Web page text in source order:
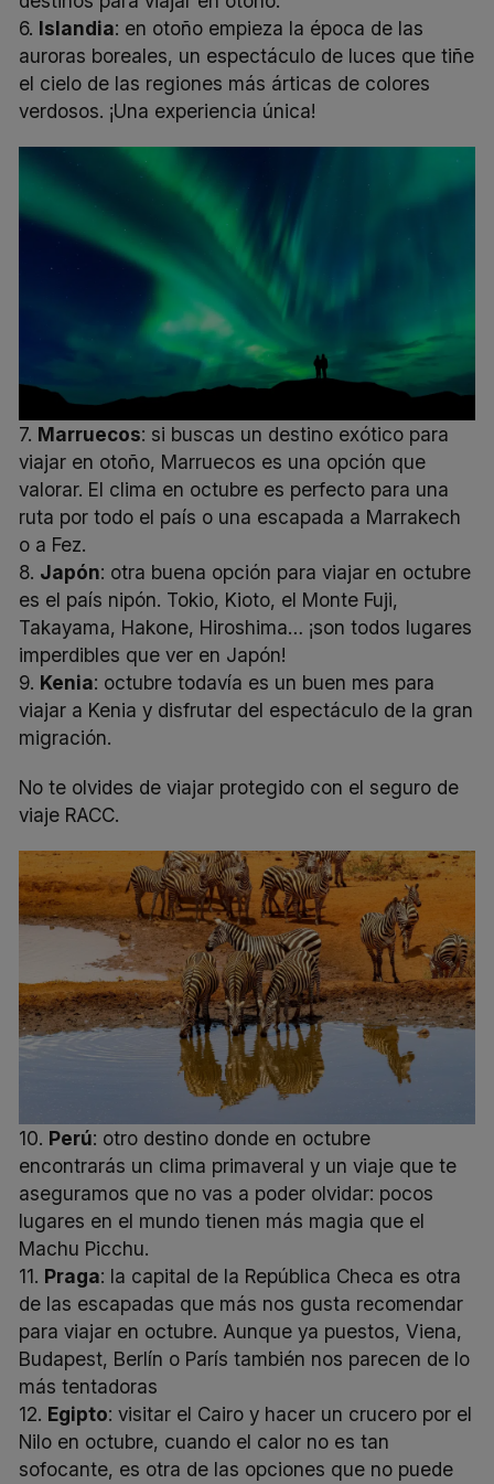
6. Islandia: en otoño empieza la época de las
auroras boreales, un espectáculo de luces que tiñe
el cielo de las regiones más árticas de colores
verdosos. ¡Una experiencia única!
7. Marruecos: si buscas un destino exótico para
viajar en otoño, Marruecos es una opción que
valorar. El clima en octubre es perfecto para una
ruta por todo el país o una escapada a Marrakech
o a Fez.
8. Japón: otra buena opción para viajar en octubre
es el país nipón. Tokio, Kioto, el Monte Fuji,
Takayama, Hakone, Hiroshima… ¡son todos lugares
imperdibles que ver en Japón!
9. Kenia: octubre todavía es un buen mes para
viajar a Kenia y disfrutar del espectáculo de la gran
migración.
No te olvides de viajar protegido con el seguro de
viaje RACC.
10. Perú: otro destino donde en octubre
encontrarás un clima primaveral y un viaje que te
aseguramos que no vas a poder olvidar: pocos
lugares en el mundo tienen más magia que el
Machu Picchu.
11. Praga: la capital de la República Checa es otra
de las escapadas que más nos gusta recomendar
para viajar en octubre. Aunque ya puestos, Viena,
Budapest, Berlín o París también nos parecen de lo
más tentadoras
12. Egipto: visitar el Cairo y hacer un crucero por el
Nilo en octubre, cuando el calor no es tan
sofocante, es otra de las opciones que no puede